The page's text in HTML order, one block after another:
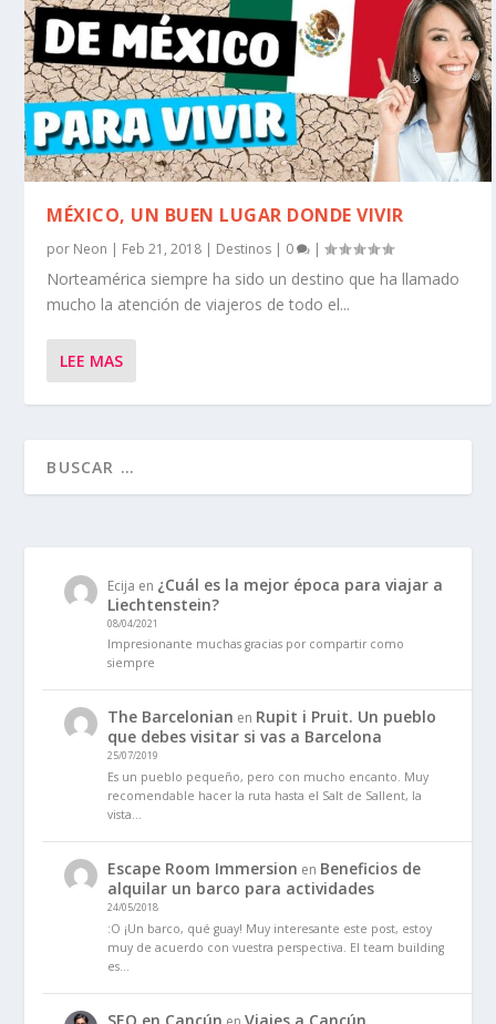
MÉXICO, UN BUEN LUGAR DONDE VIVIR
por Neon | Feb 21, 2018 | Destinos | 0 |
Norteamérica siempre ha sido un destino que ha llamado
mucho la atención de viajeros de todo el...
LEE MAS
Ecija en ¿Cuál es la mejor época para viajar a
Liechtenstein?
08/04/2021
Impresionante muchas gracias por compartir como
siempre
The Barcelonian en Rupit i Pruit. Un pueblo
que debes visitar si vas a Barcelona
25/07/2019
Es un pueblo pequeño, pero con mucho encanto. Muy
recomendable hacer la ruta hasta el Salt de Sallent, la
vista…
Escape Room Immersion en Beneficios de
alquilar un barco para actividades
24/05/2018
:O ¡Un barco, qué guay! Muy interesante este post, estoy
muy de acuerdo con vuestra perspectiva. El team building
es…